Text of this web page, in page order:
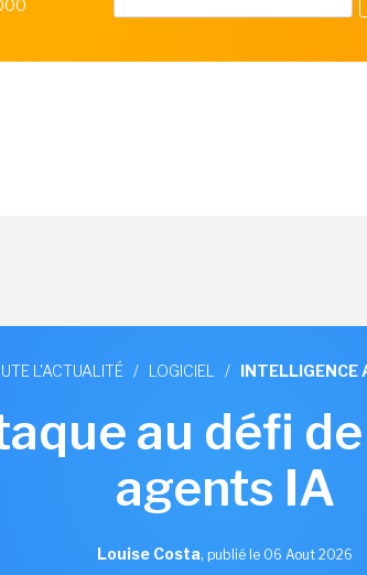
L'ACTUALITÉ / LOGICIEL / INTELLIGENCE
au défi
agents IA
Louise Costa, publié le 06 Aout 2026